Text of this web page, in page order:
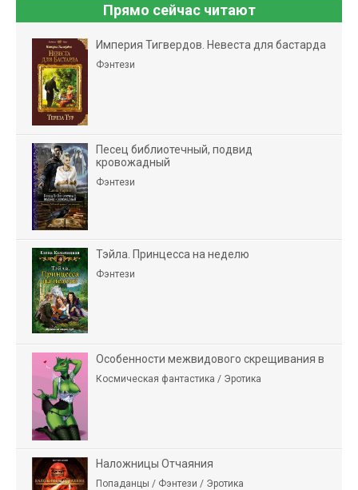
Прямо сейчас читают
Империя Тигвердов. Невеста для бастарда
Фэнтези
Песец библиотечный, подвид
кровожадный
Фэнтези
Тэйла. Принцесса на неделю
Фэнтези
Особенности межвидового скрещивания в
Космическая фантастика / Эротика
Наложницы Отчаяния
Попаданцы / Фэнтези / Эротика